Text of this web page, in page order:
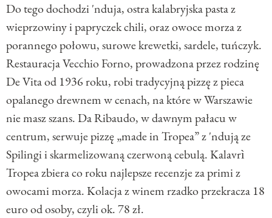
Do tego dochodzi 'nduja, ostra kalabryjska pasta z
wieprzowiny i papryczek chili, oraz owoce morza z
porannego połowu, surowe krewetki, sardele, tuńczyk.
Restauracja Vecchio Forno, prowadzona przez rodzinę
De Vita od 1936 roku, robi tradycyjną pizzę z pieca
opalanego drewnem w cenach, na które w Warszawie
nie masz szans. Da Ribaudo, w dawnym pałacu w
centrum, serwuje pizzę „made in Tropea” z 'ndują ze
Spilingi i skarmelizowaną czerwoną cebulą. Kalavrì
Tropea zbiera co roku najlepsze recenzje za primi z
owocami morza. Kolacja z winem rzadko przekracza 18
euro od osoby, czyli ok. 78 zł.